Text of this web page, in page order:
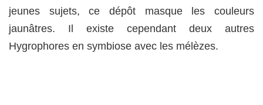
jeunes sujets, ce dépôt masque les couleurs
jaunâtres. Il existe cependant deux autres
Hygrophores en symbiose avec les mélèzes.